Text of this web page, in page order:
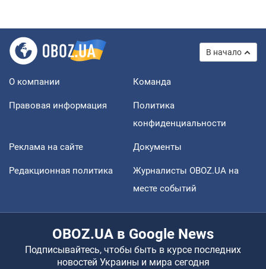
В начало
О компании Команда
Правовая информация
Политика
конфиденциальности
Реклама на сайте Документы
Редакционная политика
Журналисты OBOZ.UA на
месте событий
OBOZ.UA в Google News
Подписывайтесь, чтобы быть в курсе последних
новостей Украины и мира сегодня